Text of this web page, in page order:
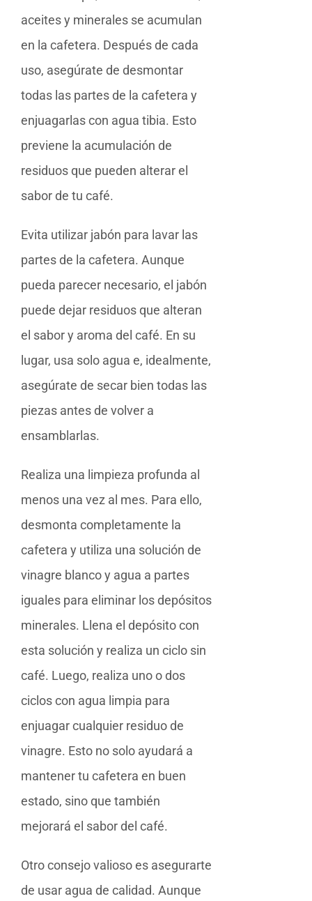
aceites y minerales se acumulan
en la cafetera. Después de cada
uso, asegúrate de desmontar
todas las partes de la cafetera y
enjuagarlas con agua tibia. Esto
previene la acumulación de
residuos que pueden alterar el
sabor de tu café.
Evita utilizar jabón para lavar las
partes de la cafetera. Aunque
pueda parecer necesario, el jabón
puede dejar residuos que alteran
el sabor y aroma del café. En su
lugar, usa solo agua e, idealmente,
asegúrate de secar bien todas las
piezas antes de volver a
ensamblarlas.
Realiza una limpieza profunda al
menos una vez al mes. Para ello,
desmonta completamente la
cafetera y utiliza una solución de
vinagre blanco y agua a partes
iguales para eliminar los depósitos
minerales. Llena el depósito con
esta solución y realiza un ciclo sin
café. Luego, realiza uno o dos
ciclos con agua limpia para
enjuagar cualquier residuo de
vinagre. Esto no solo ayudará a
mantener tu cafetera en buen
estado, sino que también
mejorará el sabor del café.
Otro consejo valioso es asegurarte
de usar agua de calidad. Aunque